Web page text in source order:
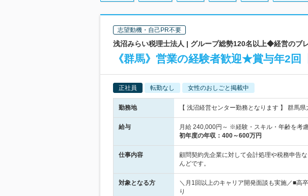
志望動機・自己PR不要
浅沼みらい税理士法人 | グループ総勢120名以上◆経営のブ
《群馬》営業の経験者歓迎★賞与年2回
正社員 転勤なし 女性のおしごと掲載中
勤務地 【 浅沼経営センター勤務となります 】 群馬
給与
月給 240,000円～ ※経験・スキル・年齢を
初年度の年収： 400～600万円
仕事内容
顧問契約先企業に対して会計処理や税務申告
んどです。
対象となる方
＼月1回以上のキャリア開発面談も実施／■高
り